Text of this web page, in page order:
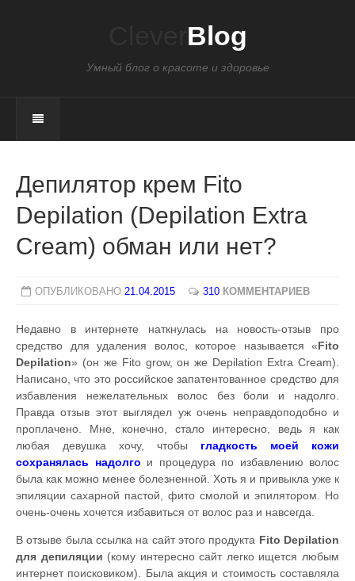
Blog
Умный блог о красоте и здоровье
Депилятор крем Fito
Depilation (Depilation Extra
Cream) обман или нет?
ОПУБЛИКОВАНО 21.04.2015 310 КОММЕНТАРИЕВ
Недавно в интернете наткнулась на новость-отзыв про
средство для удаления волос, которое называется «Fito
Depilation» (он же Fito grow, он же Depilation Extra Cream).
Написано, что это российское запатентованное средство для
избавления нежелательных волос без боли и надолго.
Правда отзыв этот выглядел уж очень неправдоподобно и
проплачено. Мне, конечно, стало интересно, ведь я как
любая девушка хочу, чтобы гладкость моей кожи
сохранялась надолго и процедура по избавлению волос
была как можно менее болезненной. Хоть я и привыкла уже к
эпиляции сахарной пастой, фито смолой и эпилятором. Но
очень-очень хочется избавиться от волос раз и навсегда.
В отзыве была ссылка на сайт этого продукта Fito Depilation
для депиляции (кому интересно сайт легко ищется любым
интернет поисковиком). Была акция и стоимость составляла